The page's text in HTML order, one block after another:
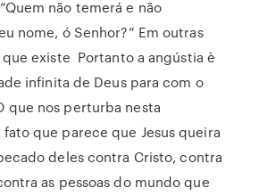
não temerá e não
nome, ó Senhor?” Em outras
que existe Portanto a angústia è
infinita de Deus para com o
que nos perturba nesta
fato que parece que Jesus queira
deles contra Cristo, contra
as pessoas do mundo que